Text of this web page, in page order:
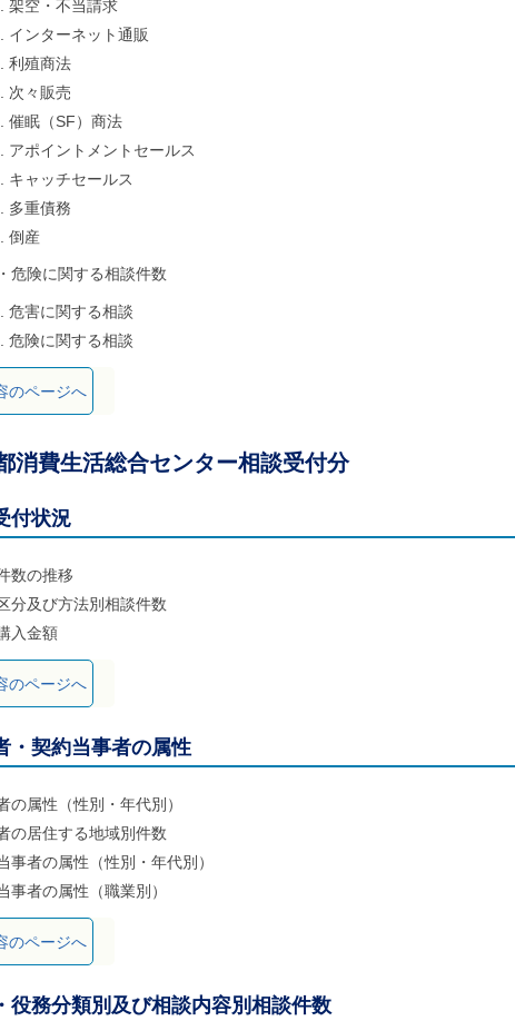
架空・不当請求
インターネット通販
利殖商法
次々販売
催眠（SF）商法
アポイントメントセールス
キャッチセールス
多重債務
倒産
危険に関する相談件数
危害に関する相談
危険に関する相談
のページへ
消費生活総合センター相談受付分
付状況
数の推移
分及び方法別相談件数
入金額
のページへ
契約当事者の属性
の属性（性別・年代別）
の居住する地域別件数
事者の属性（性別・年代別）
事者の属性（職業別）
のページへ
務分類別及び相談内容別相談件数